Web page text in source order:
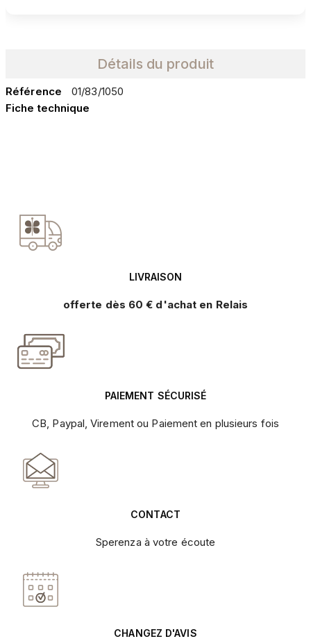
Détails du produit
Référence
01/83/1050
Fiche technique
LIVRAISON
offerte dès 60 € d'achat en Relais
PAIEMENT SÉCURISÉ
CB, Paypal, Virement ou Paiement en plusieurs fois
CONTACT
Sperenza à votre écoute
CHANGEZ D'AVIS